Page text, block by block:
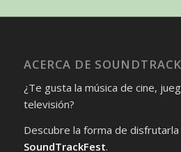
ACERCA DE
¿Te gusta la música de cine,
televisión?
Descubre la forma de
SoundTrackFest.